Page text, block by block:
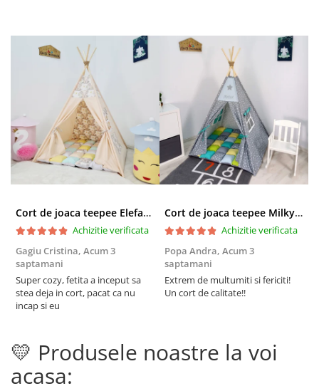
Cort de joaca teepee Elefanti - bej
Achizitie verificata
Gagiu Cristina, Acum 3
saptamani
Super cozy, fetita a inceput sa
stea deja in cort, pacat ca nu
incap si eu
Cort de joaca teepee Milky Stars Personalizat
Achizitie verificata
Popa Andra, Acum 3
saptamani
Extrem de multumiti si fericiti!
Un cort de calitate!!
💛 Produsele noastre la voi
acasa: